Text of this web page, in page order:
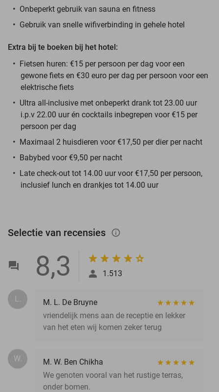
Onbeperkt gebruik van sauna en fitness
Gebruik van snelle wifiverbinding in gehele hotel
Extra bij te boeken bij het hotel:
Fietsen huren: €15 per persoon per dag voor een
gewone fiets en €30 euro per dag per persoon voor een
elektrische fiets
Ultra all-inclusive met onbeperkt drank tot 23.00 uur
i.p.v 22.00 uur én cocktails inbegrepen voor €15 per
persoon per dag
Maximaal 2 huisdieren voor €17,50 per dier per nacht
Babybed voor €9,50 per nacht
Late check-out tot 14.00 uur voor €17,50 per persoon,
inclusief lunch en drankjes tot 14.00 uur
Selectie van recensies info_outlined
8,3 1.513
L.
M. L. De Bruyne
vriendelijk mens aan de receptie en lekker
van het eten wij komen zeker terug
W.
M. W. Ben Chikha
We genoten vooral van het rustige terras,
onder bomen.